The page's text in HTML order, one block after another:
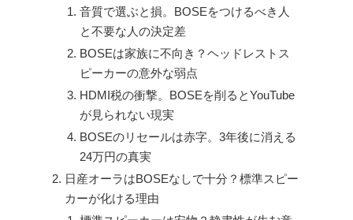
音質で選ぶと損。BOSEをつけるべき人
と不要な人の決定差
BOSEは家族に不向き？ヘッドレストス
ピーカーの意外な弱点
HDMI税の衝撃。BOSEを削るとYouTube
が見られない現実
BOSEのリセールは赤字。3年後に消える
24万円の真実
日産オーラはBOSEなしで十分？標準スピー
カーが化ける理由